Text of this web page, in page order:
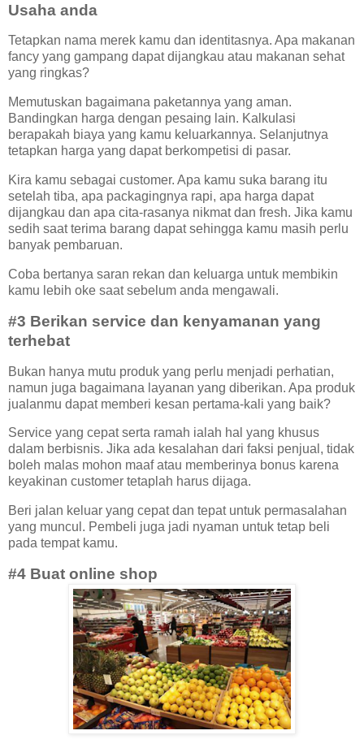
Usaha anda
Tetapkan nama merek kamu dan identitasnya. Apa makanan
fancy yang gampang dapat dijangkau atau makanan sehat
yang ringkas?
Memutuskan bagaimana paketannya yang aman.
Bandingkan harga dengan pesaing lain. Kalkulasi
berapakah biaya yang kamu keluarkannya. Selanjutnya
tetapkan harga yang dapat berkompetisi di pasar.
Kira kamu sebagai customer. Apa kamu suka barang itu
setelah tiba, apa packagingnya rapi, apa harga dapat
dijangkau dan apa cita-rasanya nikmat dan fresh. Jika kamu
sedih saat terima barang dapat sehingga kamu masih perlu
banyak pembaruan.
Coba bertanya saran rekan dan keluarga untuk membikin
kamu lebih oke saat sebelum anda mengawali.
#3 Berikan service dan kenyamanan yang
terhebat
Bukan hanya mutu produk yang perlu menjadi perhatian,
namun juga bagaimana layanan yang diberikan. Apa produk
jualanmu dapat memberi kesan pertama-kali yang baik?
Service yang cepat serta ramah ialah hal yang khusus
dalam berbisnis. Jika ada kesalahan dari faksi penjual, tidak
boleh malas mohon maaf atau memberinya bonus karena
keyakinan customer tetaplah harus dijaga.
Beri jalan keluar yang cepat dan tepat untuk permasalahan
yang muncul. Pembeli juga jadi nyaman untuk tetap beli
pada tempat kamu.
#4 Buat online shop